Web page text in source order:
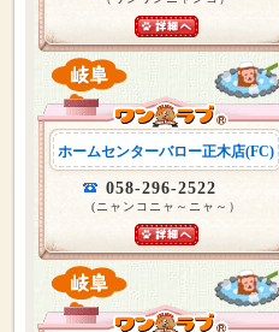
ホームセンターバロー正木店(FC)
058-296-2522
(ニャンコニャ～ニャ～）